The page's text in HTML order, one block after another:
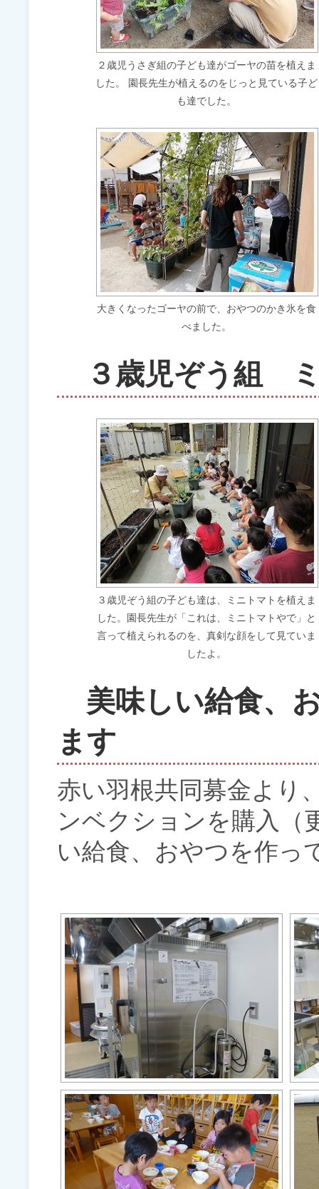
２歳児うさぎ組の子ども達がゴーヤの苗を植えま
した。 園長先生が植えるのをじっと見ている子ど
も達でした。
大きくなったゴーヤの前で、おやつのかき氷を食
べました。
３歳児ぞう組
３歳児ぞう組の子ども達は、ミニトマトを植えま
した。園長先生が「これは、ミニトマトやで」と
言って植えられるのを、真剣な顔をして見ていま
したよ。
美味しい給食、
ます
赤い羽根共同募金より
ンベクションを購入（
い給食、おやつを作っ